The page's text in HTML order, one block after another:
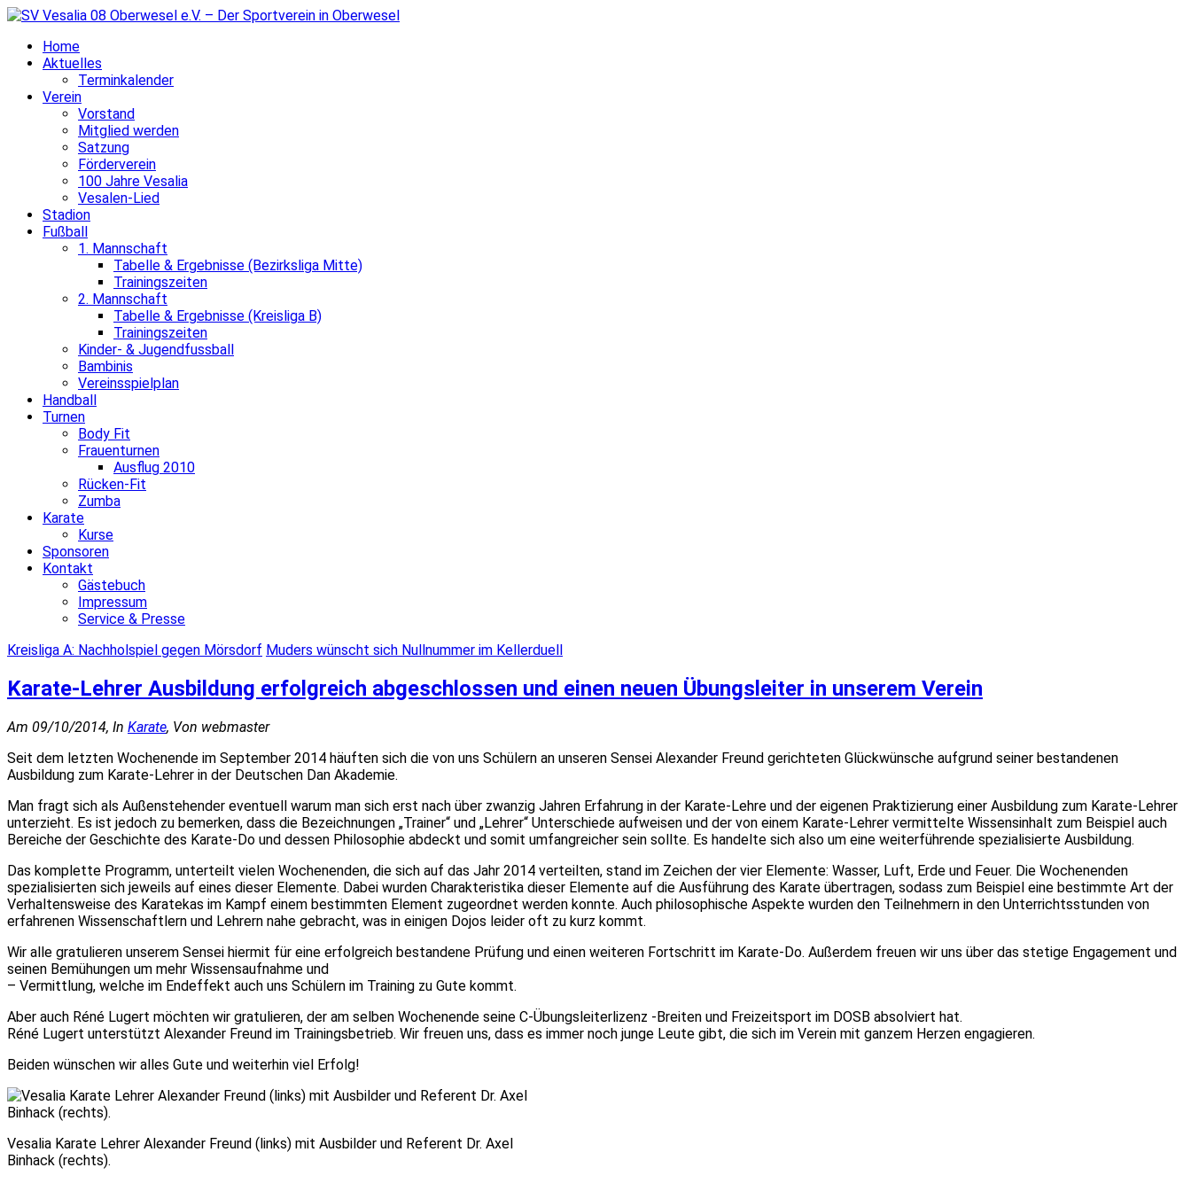
Home
Aktuelles
Terminkalender
Verein
Vorstand
Mitglied werden
Satzung
Förderverein
100 Jahre Vesalia
Vesalen-Lied
Stadion
Fußball
1. Mannschaft
Tabelle & Ergebnisse (Bezirksliga Mitte)
Trainingszeiten
2. Mannschaft
Tabelle & Ergebnisse (Kreisliga B)
Trainingszeiten
Kinder- & Jugendfussball
Bambinis
Vereinsspielplan
Handball
Turnen
Body Fit
Frauenturnen
Ausflug 2010
Rücken-Fit
Zumba
Karate
Kurse
Sponsoren
Kontakt
Gästebuch
Impressum
Service & Presse
Kreisliga A: Nachholspiel gegen Mörsdorf Muders wünscht sich Nullnummer im Kellerduell
Karate-Lehrer Ausbildung erfolgreich abgeschlossen und einen neuen Übungsleiter in unserem Verein
Am 09/10/2014, In Karate, Von webmaster
Seit dem letzten Wochenende im September 2014 häuften sich die von uns Schülern an unseren Sensei Alexander Freund gerichteten Glückwünsche aufgrund seiner bestandenen
Ausbildung zum Karate-Lehrer in der Deutschen Dan Akademie.
Man fragt sich als Außenstehender eventuell warum man sich erst nach über zwanzig Jahren Erfahrung in der Karate-Lehre und der eigenen Praktizierung einer Ausbildung zum Karate-Lehrer
unterzieht. Es ist jedoch zu bemerken, dass die Bezeichnungen „Trainer“ und „Lehrer“ Unterschiede aufweisen und der von einem Karate-Lehrer vermittelte Wissensinhalt zum Beispiel auch
Bereiche der Geschichte des Karate-Do und dessen Philosophie abdeckt und somit umfangreicher sein sollte. Es handelte sich also um eine weiterführende spezialisierte Ausbildung.
Das komplette Programm, unterteilt vielen Wochenenden, die sich auf das Jahr 2014 verteilten, stand im Zeichen der vier Elemente: Wasser, Luft, Erde und Feuer. Die Wochenenden
spezialisierten sich jeweils auf eines dieser Elemente. Dabei wurden Charakteristika dieser Elemente auf die Ausführung des Karate übertragen, sodass zum Beispiel eine bestimmte Art der
Verhaltensweise des Karatekas im Kampf einem bestimmten Element zugeordnet werden konnte. Auch philosophische Aspekte wurden den Teilnehmern in den Unterrichtsstunden von
erfahrenen Wissenschaftlern und Lehrern nahe gebracht, was in einigen Dojos leider oft zu kurz kommt.
Wir alle gratulieren unserem Sensei hiermit für eine erfolgreich bestandene Prüfung und einen weiteren Fortschritt im Karate-Do. Außerdem freuen wir uns über das stetige Engagement und
seinen Bemühungen um mehr Wissensaufnahme und
– Vermittlung, welche im Endeffekt auch uns Schülern im Training zu Gute kommt.
Aber auch Réné Lugert möchten wir gratulieren, der am selben Wochenende seine C-Übungsleiterlizenz -Breiten und Freizeitsport im DOSB absolviert hat.
Réné Lugert unterstützt Alexander Freund im Trainingsbetrieb. Wir freuen uns, dass es immer noch junge Leute gibt, die sich im Verein mit ganzem Herzen engagieren.
Beiden wünschen wir alles Gute und weiterhin viel Erfolg!
Vesalia Karate Lehrer Alexander Freund (links) mit Ausbilder und Referent Dr. Axel
Binhack (rechts).